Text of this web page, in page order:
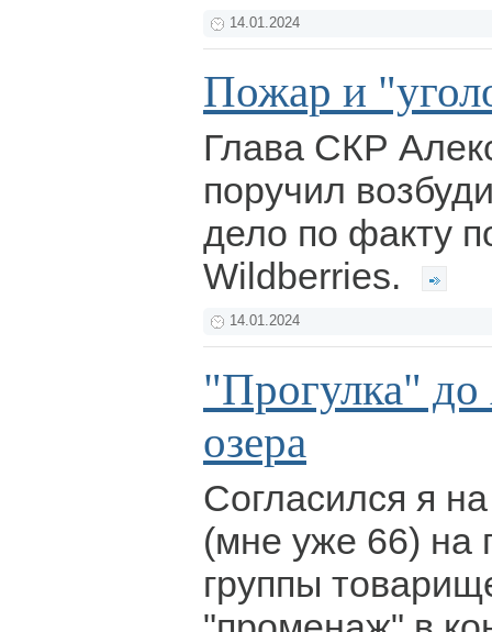
14.01.2024
Пожар и
Глава СКР
поручил
дело по факту
Wildberries.
14.01.2024
"Прогулка" до
озера
Согласился я
(мне уже 66) на
группы